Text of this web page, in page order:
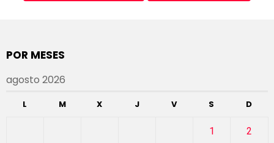
POR MESES
agosto 2026
L M X J V S D
1 2